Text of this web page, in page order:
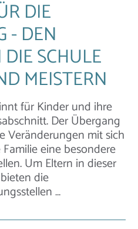
DIE
- DEN
SCHULE
MEISTERN
für Kinder und ihre
Der Übergang
Veränderungen mit sich
eine besondere
Um Eltern in dieser
die
…